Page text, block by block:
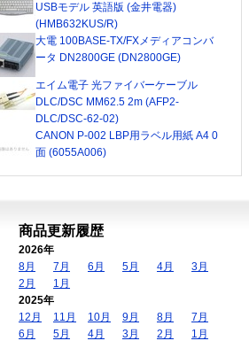
USBモデル 英語版 (金井電器)
(HMB632KUS/R)
大電 100BASE-TX/FXメディアコンバ
ータ DN2800GE (DN2800GE)
エイム電子 光ファイバーケーブル
DLC/DSC MM62.5 2m (AFP2-
DLC/DSC-62-02)
CANON P-002 LBP用ラベル用紙 A4 0
面 (6055A006)
商品更新履歴
2026年
8月
7月 6月 5月 4月
3月
2月
1月
2025年
12月
11月 10月 9月 8月
7月
6月
5月 4月 3月 2月
1月